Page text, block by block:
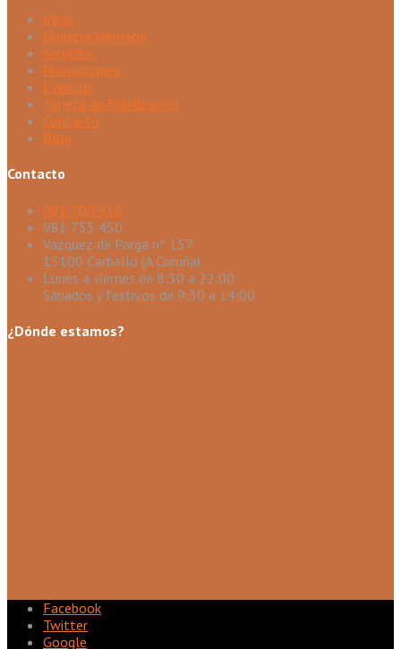
Inicio
Nuestra farmacia
Servicios
Promociones
Eventos
Tarjeta de Fidelizacion
Contacto
Blog
Contacto
981 700 816
981 755 450
Vazquez de Parga nº 157
15100 Carballo (A Coruña)
Lunes a viernes de 8:30 a 22:00
Sábados y festivos de 9:30 a 14:00
¿Dónde estamos?
Facebook
Twitter
Google